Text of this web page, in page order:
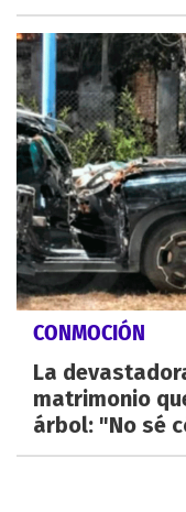
CONMOCIÓN
La
matrimonio
árbol: "No sé